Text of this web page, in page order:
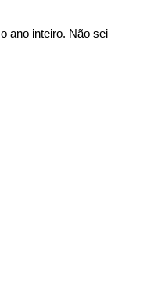
ano inteiro. Não sei